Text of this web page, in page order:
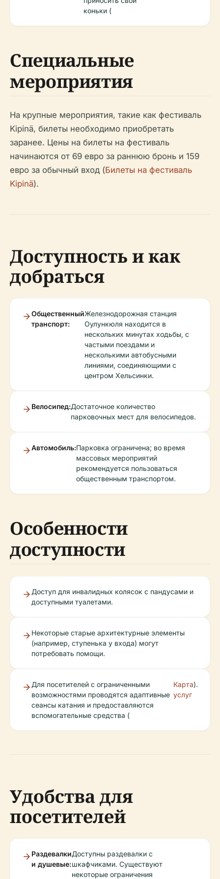
коньки (
Специальные
мероприятия
На крупные мероприятия, такие как фестиваль
Kipinä, билеты необходимо приобретать
заранее. Цены на билеты на фестиваль
начинаются от 69 евро за раннюю бронь и 159
евро за обычный вход (Билеты на фестиваль
Kipinä).
Доступность и как
добраться
Общественный
транспорт:
Железнодорожная станция
Оулункюля находится в
нескольких минутах ходьбы, с
частыми поездами и
несколькими автобусными
линиями, соединяющими с
центром Хельсинки.
Велосипед:Достаточное количество
парковочных мест для велосипедов.
Автомобиль:Парковка ограничена; во время
массовых мероприятий
рекомендуется пользоваться
общественным транспортом.
Особенности
доступности
Доступ для инвалидных колясок с пандусами и
доступными туалетами.
Некоторые старые архитектурные элементы
(например, ступенька у входа) могут
потребовать помощи.
Для посетителей с ограниченными
возможностями проводятся адаптивные
сеансы катания и предоставляются
вспомогательные средства (
Карта
услуг
).
Удобства для
посетителей
Раздевалки
и душевые:
Доступны раздевалки с
шкафчиками. Существуют
некоторые ограничения